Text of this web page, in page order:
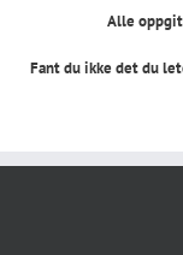
Alle
Fant du ikke det du